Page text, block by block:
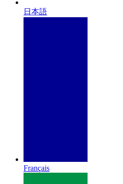
日本語
Français